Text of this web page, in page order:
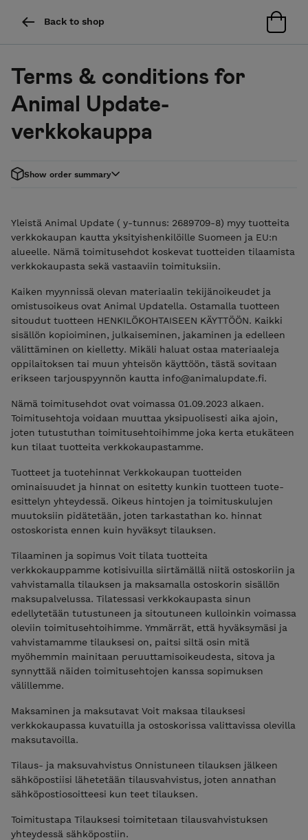
Back to shop
Terms & conditions for
Animal Update-
verkkokauppa
Show order summary
Yleistä Animal Update ( y-tunnus: 2689709-8) myy tuotteita
verkkokaupan kautta yksityishenkilöille Suomeen ja EU:n
alueelle. Nämä toimitusehdot koskevat tuotteiden tilaamista
verkkokaupasta sekä vastaaviin toimituksiin.
Kaiken myynnissä olevan materiaalin tekijänoikeudet ja
omistusoikeus ovat Animal Updatella. Ostamalla tuotteen
sitoudut tuotteen HENKILÖKOHTAISEEN KÄYTTÖÖN. Kaikki
sisällön kopioiminen, julkaiseminen, jakaminen ja edelleen
välittäminen on kielletty. Mikäli haluat ostaa materiaaleja
oppilaitoksen tai muun yhteisön käyttöön, tästä sovitaan
erikseen tarjouspyynnön kautta info@animalupdate.fi.
Nämä toimitusehdot ovat voimassa 01.09.2023 alkaen.
Toimitusehtoja voidaan muuttaa yksipuolisesti aika ajoin,
joten tutustuthan toimitusehtoihimme joka kerta etukäteen
kun tilaat tuotteita verkkokaupastamme.
Tuotteet ja tuotehinnat Verkkokaupan tuotteiden
ominaisuudet ja hinnat on esitetty kunkin tuotteen tuote-
esittelyn yhteydessä. Oikeus hintojen ja toimituskulujen
muutoksiin pidätetään, joten tarkastathan ko. hinnat
ostoskorista ennen kuin hyväksyt tilauksen.
Tilaaminen ja sopimus Voit tilata tuotteita
verkkokauppamme kotisivuilla siirtämällä niitä ostoskoriin ja
vahvistamalla tilauksen ja maksamalla ostoskorin sisällön
maksupalvelussa. Tilatessasi verkkokaupasta sinun
edellytetään tutustuneen ja sitoutuneen kulloinkin voimassa
oleviin toimitusehtoihimme. Ymmärrät, että hyväksymäsi ja
vahvistamamme tilauksesi on, paitsi siltä osin mitä
myöhemmin mainitaan peruuttamisoikeudesta, sitova ja
synnyttää näiden toimitusehtojen kanssa sopimuksen
välillemme.
Maksaminen ja maksutavat Voit maksaa tilauksesi
verkkokaupassa kuvatuilla ja ostoskorissa valittavissa olevilla
maksutavoilla.
Tilaus- ja maksuvahvistus Onnistuneen tilauksen jälkeen
sähköpostiisi lähetetään tilausvahvistus, joten annathan
sähköpostiosoitteesi kun teet tilauksen.
Toimitustapa Tilauksesi toimitetaan tilausvahvistuksen
yhteydessä sähköpostiin.